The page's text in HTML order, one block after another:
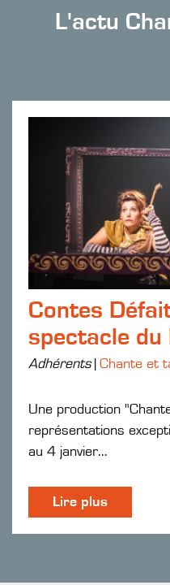
L'actu
Contes
spectacle
Adhérents Chante et
Une production
représentations
au 4 janvier...
Lire plus